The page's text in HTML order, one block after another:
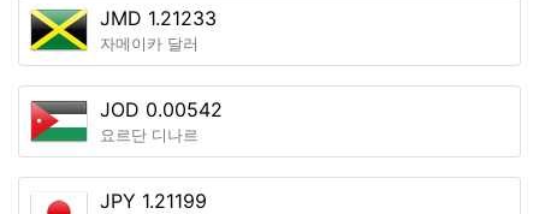
JMD 1.21233
자메이카 달러
JOD 0.00542
요르단 디나르
JPY 1.21199